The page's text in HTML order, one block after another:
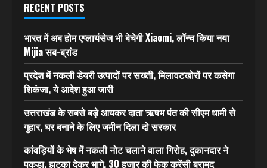
RECENT POSTS
भारत में अब होम एप्लायंसेज भी बेचेगी Xiaomi, लॉन्च किया नया
Mijia सब-ब्रांड
प्रदेश में नकली डेयरी उत्पादों पर सख्ती, मिलावटखोरों पर कसेगा
शिकंजा, ये आदेश हुआ जारी
उत्तराखंड के सबसे बड़े आयकर दाता ऋषभ पंत की सीएम धामी से
गुहार, घर बनाने के लिए जमीन दिला दो सरकार
कांवड़ियों के भेष में नकली नोट चलाने वाला गिरोह, दुकानदार ने
पकड़ा, झटका देकर भागे, 30 हजार की फेक करेंसी बरामद